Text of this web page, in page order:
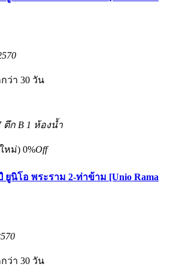
ว่า 30 วัน
ตึก B 1 ห้องน้ำ
หม่) 0%Off
ยูนิโอ พระราม 2-ท่าข้าม [Unio Rama
ว่า 30 วัน